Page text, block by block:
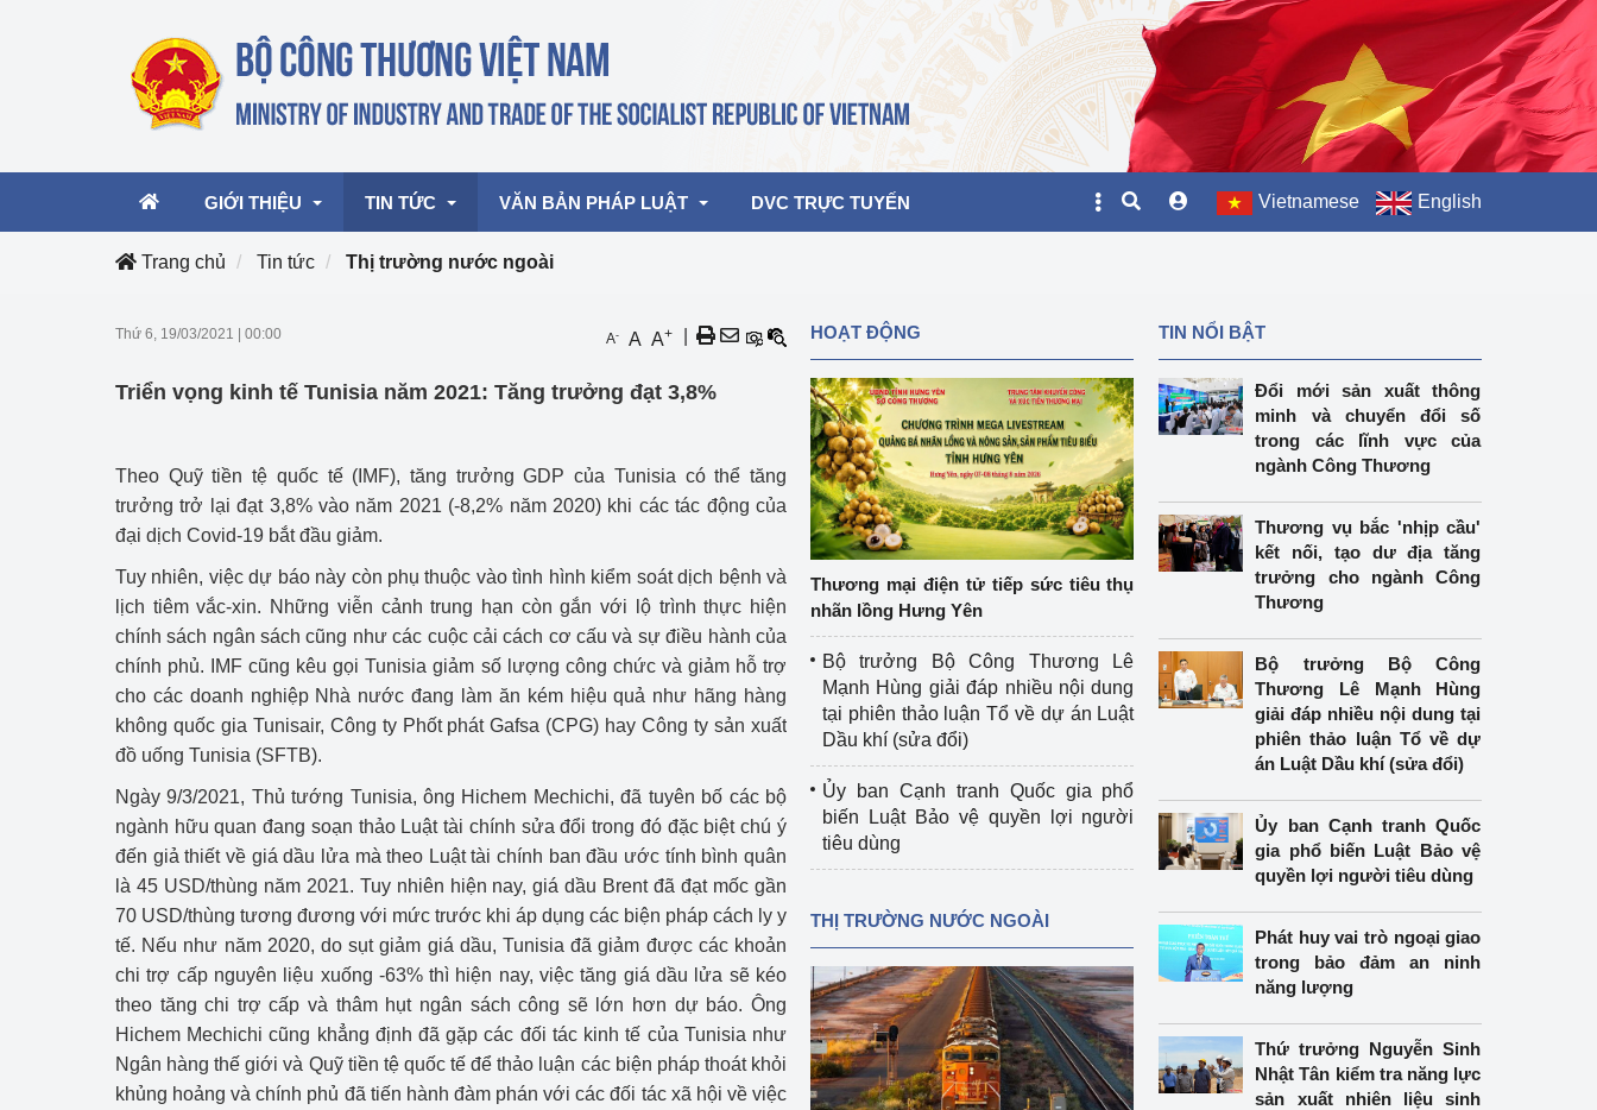
GIỚI THIỆU TIN TỨC
Hoạt động của Lãnh đạo Bộ
mại, Dịch vụ Việt Nam 2026
Hoạt động của Bộ trưởng
Công Thương - Công luận
Thông cáo báo chí
Điểm báo
Chuyển đổi số
Lịch sử phát triển
Bản tin Thị trường Nông Lâm Thủy sản
Phát triển bền vững
Tổ chức kiểm định
Tổ chức kiểm định kỹ thuật an toàn lao
động thuộc thẩm quyền quản lý của
Bộ Công Thương
Tổ chức được cấp GCN đăng ký, hoạt
động kiểm định thiết bị, dụng cụ điện
làm việc ở môi trường không có nguy
hiểm khí, bụi nổ
Cơ sở sản xuất, sửa chữa chai chứa
Văn hóa ngành Công Thương
Tái cơ cấu ngành Công Thương
Quản lý thị trường
Sử dụng năng lượng tiết kiệm và
hiệu quả
Hiệu quả năng lượng
VĂN BẢN PHÁP LUẬT DVC TRỰC TUYẾN Vietnamese English
Trang chủ Tin tức Thị trường nước ngoài
Thứ 6, 19/03/2021 00:00 A- A A+
Triển vọng kinh tế Tunisia năm 2021: Tăng trưởng đạt 3,8%
Theo Quỹ tiền tệ quốc tế (IMF), tăng trưởng GDP của Tunisia có thể tăng
trưởng trở lại đạt 3,8% vào năm 2021 (-8,2% năm 2020) khi các tác động của
đại dịch Covid-19 bắt đầu giảm.
Tuy nhiên, việc dự báo này còn phụ thuộc vào tình hình kiểm soát dịch bệnh và
lịch tiêm vắc-xin. Những viễn cảnh trung hạn còn gắn với lộ trình thực hiện
chính sách ngân sách cũng như các cuộc cải cách cơ cấu và sự điều hành của
chính phủ. IMF cũng kêu gọi Tunisia giảm số lượng công chức và giảm hỗ trợ
cho các doanh nghiệp Nhà nước đang làm ăn kém hiệu quả như hãng hàng
không quốc gia Tunisair, Công ty Phốt phát Gafsa (CPG) hay Công ty sản xuất
đồ uống Tunisia (SFTB).
Ngày 9/3/2021, Thủ tướng Tunisia, ông Hichem Mechichi, đã tuyên bố các bộ
ngành hữu quan đang soạn thảo Luật tài chính sửa đổi trong đó đặc biệt chú ý
đến giả thiết về giá dầu lửa mà theo Luật tài chính ban đầu ước tính bình quân
là 45 USD/thùng năm 2021. Tuy nhiên hiện nay, giá dầu Brent đã đạt mốc gần
70 USD/thùng tương đương với mức trước khi áp dụng các biện pháp cách ly y
tế. Nếu như năm 2020, do sụt giảm giá dầu, Tunisia đã giảm được các khoản
chi trợ cấp nguyên liệu xuống -63% thì hiện nay, việc tăng giá dầu lửa sẽ kéo
theo tăng chi trợ cấp và thâm hụt ngân sách công sẽ lớn hơn dự báo. Ông
Hichem Mechichi cũng khẳng định đã gặp các đối tác kinh tế của Tunisia như
Ngân hàng thế giới và Quỹ tiền tệ quốc tế để thảo luận các biện pháp thoát khỏi
khủng hoảng và chính phủ đã tiến hành đàm phán với các đối tác xã hội về việc
HOẠT ĐỘNG
Thương mại điện tử tiếp sức tiêu thụ
nhãn lồng Hưng Yên
Bộ trưởng Bộ Công Thương Lê
Mạnh Hùng giải đáp nhiều nội dung
tại phiên thảo luận Tổ về dự án Luật
Dầu khí (sửa đổi)
Ủy ban Cạnh tranh Quốc gia phổ
biến Luật Bảo vệ quyền lợi người
tiêu dùng
THỊ TRƯỜNG NƯỚC NGOÀI
TIN NỔI BẬT
Đổi mới sản xuất thông
minh và chuyển đổi số
trong các lĩnh vực của
ngành Công Thương
Thương vụ bắc 'nhịp cầu'
kết nối, tạo dư địa tăng
trưởng cho ngành Công
Thương
Bộ trưởng Bộ Công
Thương Lê Mạnh Hùng
giải đáp nhiều nội dung tại
phiên thảo luận Tổ về dự
án Luật Dầu khí (sửa đổi)
Ủy ban Cạnh tranh Quốc
gia phổ biến Luật Bảo vệ
quyền lợi người tiêu dùng
Phát huy vai trò ngoại giao
trong bảo đảm an ninh
năng lượng
Thứ trưởng Nguyễn Sinh
Nhật Tân kiểm tra năng lực
sản xuất nhiên liệu sinh